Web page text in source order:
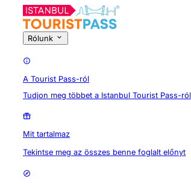
Rólunk
A Tourist Pass-ról
Tudjon meg többet a Istanbul Tourist Pass-ról
Mit tartalmaz
Tekintse meg az összes benne foglalt előnyt